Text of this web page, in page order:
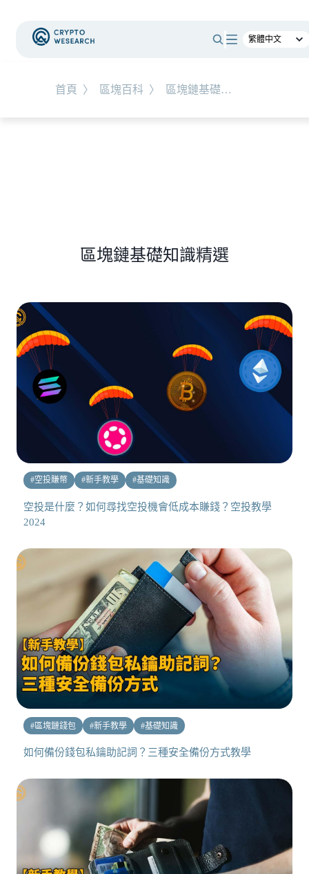
首頁 〉 區塊百科 〉 區塊鏈基礎知識
總體經濟 #Corporate Adoption
區塊鏈基礎知識精選
#空投賺幣 #新手教學 #基礎知識
空投是什麼？如何尋找空投機會低成本賺錢？空投教學
2024
#區塊鏈錢包 #新手教學 #基礎知識
如何備份錢包私鑰助記詞？三種安全備份方式教學